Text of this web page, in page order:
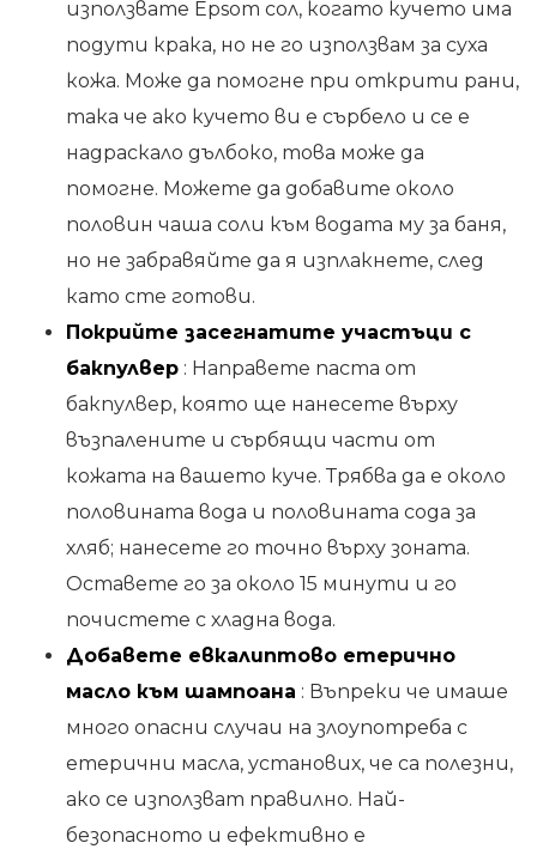
използвате Epsom сол, когато кучето има
подути крака, но не го използвам за суха
кожа. Може да помогне при открити рани,
така че ако кучето ви е сърбело и се е
надраскало дълбоко, това може да
помогне. Можете да добавите около
половин чаша соли към водата му за баня,
но не забравяйте да я изплакнете, след
като сте готови.
Покрийте засегнатите участъци с
бакпулвер : Направете паста от
бакпулвер, която ще нанесете върху
възпалените и сърбящи части от
кожата на вашето куче. Трябва да е около
половината вода и половината сода за
хляб; нанесете го точно върху зоната.
Оставете го за около 15 минути и го
почистете с хладна вода.
Добавете евкалиптово етерично
масло към шампоана : Въпреки че имаше
много опасни случаи на злоупотреба с
етерични масла, установих, че са полезни,
ако се използват правилно. Най-
безопасното и ефективно е